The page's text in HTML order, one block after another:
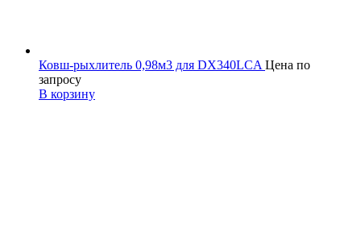
Ковш-рыхлитель 0,98м3 для DX340LCA Цена по
запросу
В корзину